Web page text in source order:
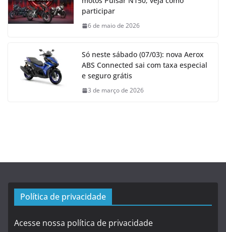
participar
6 de maio de 2026
Só neste sábado (07/03): nova Aerox
ABS Connected sai com taxa especial
e seguro grátis
3 de março de 2026
Política de privacidade
Acesse nossa política de privacidade